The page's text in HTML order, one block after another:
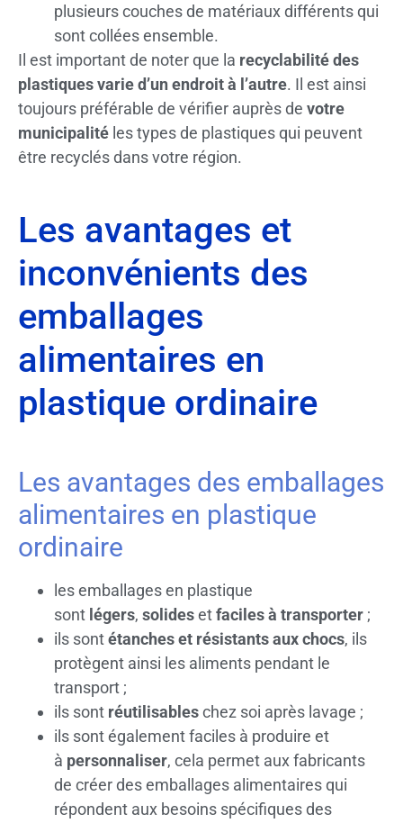
plusieurs couches de matériaux différents qui
sont collées ensemble.
Il est important de noter que la recyclabilité des
plastiques varie d’un endroit à l’autre. Il est ainsi
toujours préférable de vérifier auprès de votre
municipalité les types de plastiques qui peuvent
être recyclés dans votre région.
Les avantages et
inconvénients des
emballages
alimentaires en
plastique ordinaire
Les avantages des emballages
alimentaires en plastique
ordinaire
les emballages en plastique
sont légers, solidesetfaciles à transporter ;
ils sontétanches et résistants aux chocs, ils
protègent ainsi les aliments pendant le
transport ;
ils sont réutilisableschez soi après lavage ;
ils sont également faciles à produire et
à personnaliser, cela permet aux fabricants
de créer des emballages alimentaires qui
répondent aux besoins spécifiques des